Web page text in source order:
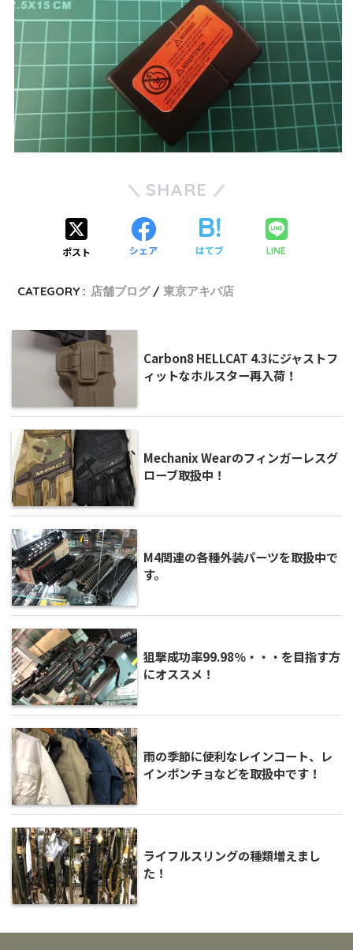
SHARE
ポスト シェア はてブ LINE
CATEGORY : 店舗ブログ 東京アキバ店
Carbon8 HELLCAT 4.3にジャストフ
ィットなホルスター再入荷！
Mechanix Wearのフィンガーレスグ
ローブ取扱中！
M4関連の各種外装パーツを取扱中で
す。
狙撃成功率99.98％・・・を目指す方
にオススメ！
雨の季節に便利なレインコート、レ
インポンチョなどを取扱中です！
ライフルスリングの種類増えまし
た！